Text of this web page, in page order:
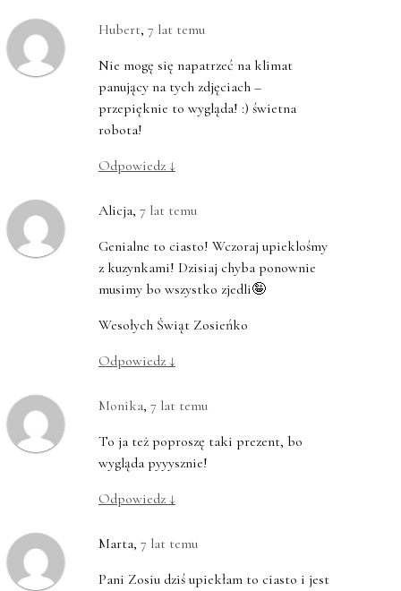
Hubert, 7 lat temu
Nie mogę się napatrzeć na klimat
panujący na tych zdjęciach –
przepięknie to wygląda! :) świetna
robota!
Odpowiedz ↓
Alicja, 7 lat temu
Genialne to ciasto! Wczoraj upieklośmy
z kuzynkami! Dzisiaj chyba ponownie
musimy bo wszystko zjedli🤪
Wesołych Świąt Zosieńko
Odpowiedz ↓
Monika, 7 lat temu
To ja też poproszę taki prezent, bo
wygląda pyyysznie!
Odpowiedz ↓
Marta, 7 lat temu
Pani Zosiu dziś upiekłam to ciasto i jest